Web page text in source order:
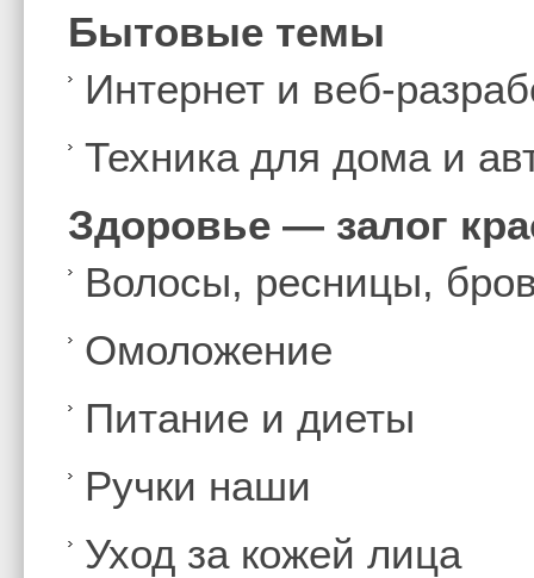
Бытовые темы
Интернет и веб-
Техника для дома и
Здоровье — залог
Волосы, ресницы,
Омоложение
Питание и диеты
Ручки наши
Уход за кожей лица